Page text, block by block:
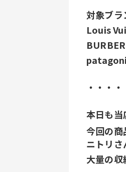
対象ブラ
Louis
・・・
本日も当
今回の商
ニトリさ
大量の